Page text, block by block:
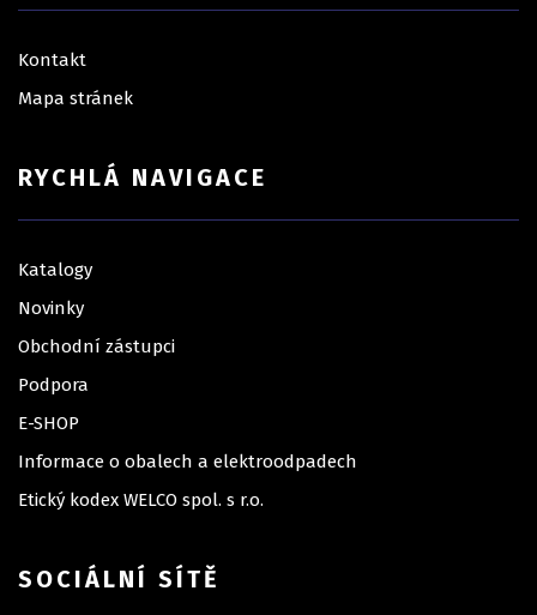
Kontakt
Mapa stránek
RYCHLÁ NAVIGACE
Katalogy
Novinky
Obchodní zástupci
Podpora
E-SHOP
Informace o obalech a elektroodpadech
Etický kodex WELCO spol. s r.o.
SOCIÁLNÍ SÍTĚ